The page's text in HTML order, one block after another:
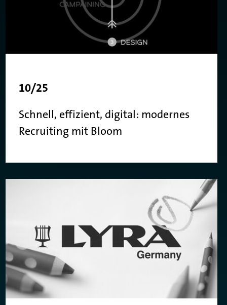
10/25
Schnell, effizient, digital: modernes
Recruiting mit Bloom